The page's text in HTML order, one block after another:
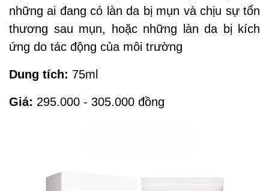
những ai đang có làn da bị mụn và chịu sự tổn
thương sau mụn, hoặc những làn da bị kích
ứng do tác động của môi trường
Dung tích: 75ml
Giá: 295.000 - 305.000 đồng